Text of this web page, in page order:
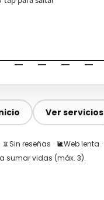
Ver servicios
📵Sin reseñas · 🐌Web lenta ·
sumar vidas (máx. 3).